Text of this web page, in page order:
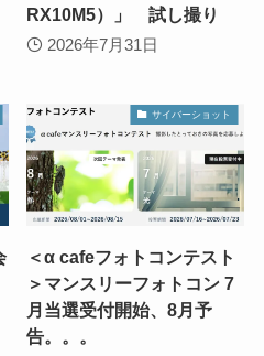
RX10M5）」 試し撮り
2026年7月31日
サイバーショット
＜α cafeフォトコンテスト
＞マンスリーフォトコン 7
月当選受付開始、8月予
告。。。